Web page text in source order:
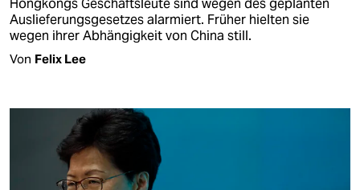
Hongkongs Geschäftsleute sind wegen des geplanten
Auslieferungsgesetzes alarmiert. Früher hielten sie
wegen ihrer Abhängigkeit von China still.
Von Felix Lee